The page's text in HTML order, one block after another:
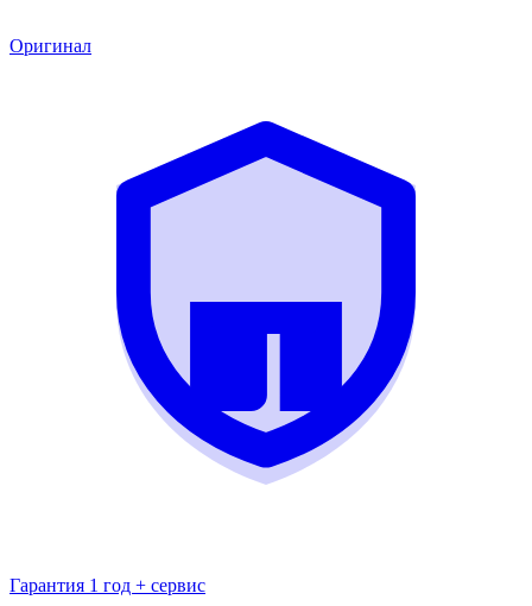
Оригинал
Гарантия 1 год + сервис